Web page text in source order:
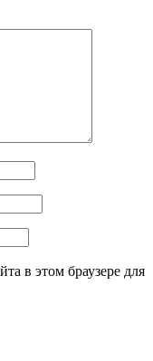
в этом браузере для